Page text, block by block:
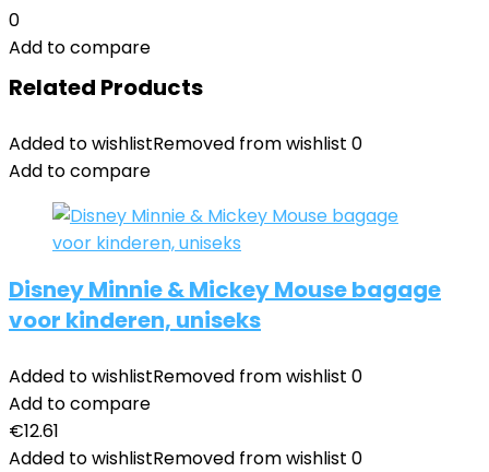
0
Add to compare
Related Products
Added to wishlistRemoved from wishlist 0
Add to compare
Disney Minnie & Mickey Mouse bagage
voor kinderen, uniseks
Added to wishlistRemoved from wishlist 0
Add to compare
€12.61
Added to wishlistRemoved from wishlist 0